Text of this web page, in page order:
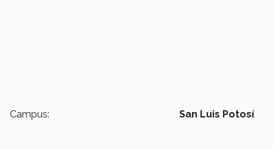
Campus: San Luis Potosí